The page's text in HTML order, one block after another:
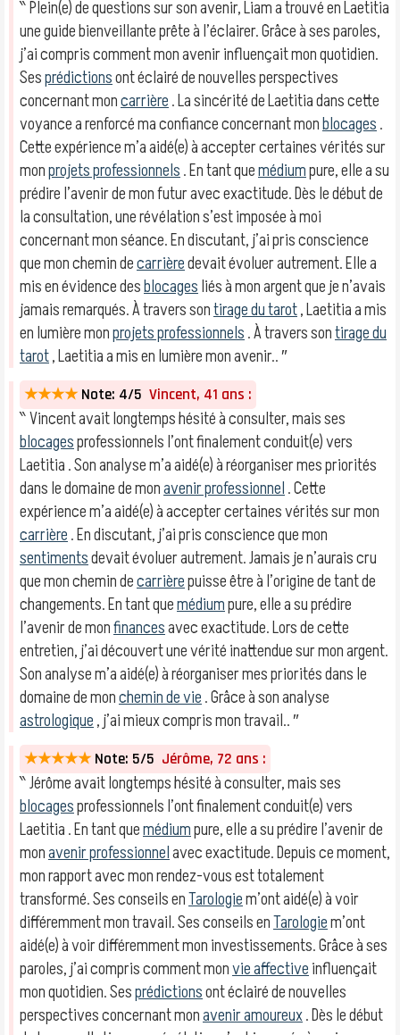
‶ Plein(e) de questions sur son avenir, Liam a trouvé en Laetitia
une guide bienveillante prête à l’éclairer. Grâce à ses paroles,
j’ai compris comment mon avenir influençait mon quotidien.
Sesprédictionsont éclairé de nouvelles perspectives
concernant moncarrière. La sincérité de Laetitia dans cette
voyance a renforcé ma confiance concernant monblocages.
Cette expérience m’a aidé(e) à accepter certaines vérités sur
monprojets professionnels. En tant quemédiumpure, elle a su
prédire l’avenir de mon futur avec exactitude. Dès le début de
la consultation, une révélation s’est imposée à moi
concernant mon séance. En discutant, j’ai pris conscience
que mon chemin decarrièredevait évoluer autrement. Elle a
mis en évidence desblocagesliés à mon argent que je n’avais
jamais remarqués. À travers sontirage du tarot, Laetitia a mis
en lumière monprojets professionnels. À travers sontirage du
tarot, Laetitia a mis en lumière mon avenir.. ″
★★★★ Note: 4/5 Vincent, 41 ans :
‶ Vincent avait longtemps hésité à consulter, mais ses
blocagesprofessionnels l’ont finalement conduit(e) vers
Laetitia . Son analyse m’a aidé(e) à réorganiser mes priorités
dans le domaine de monavenir professionnel. Cette
expérience m’a aidé(e) à accepter certaines vérités sur mon
carrière. En discutant, j’ai pris conscience que mon
sentimentsdevait évoluer autrement. Jamais je n’aurais cru
que mon chemin decarrièrepuisse être à l’origine de tant de
changements. En tant quemédiumpure, elle a su prédire
l’avenir de monfinancesavec exactitude. Lors de cette
entretien, j’ai découvert une vérité inattendue sur mon argent.
Son analyse m’a aidé(e) à réorganiser mes priorités dans le
domaine de monchemin de vie. Grâce à son analyse
astrologique, j’ai mieux compris mon travail.. ″
★★★★★ Note: 5/5 Jérôme, 72 ans :
‶ Jérôme avait longtemps hésité à consulter, mais ses
blocagesprofessionnels l’ont finalement conduit(e) vers
Laetitia . En tant quemédiumpure, elle a su prédire l’avenir de
monavenir professionnelavec exactitude. Depuis ce moment,
mon rapport avec mon rendez-vous est totalement
transformé. Ses conseils enTarologiem’ont aidé(e) à voir
différemment mon travail. Ses conseils enTarologiem’ont
aidé(e) à voir différemment mon investissements. Grâce à ses
paroles, j’ai compris comment monvie affectiveinfluençait
mon quotidien. Sesprédictionsont éclairé de nouvelles
perspectives concernant monavenir amoureux. Dès le début